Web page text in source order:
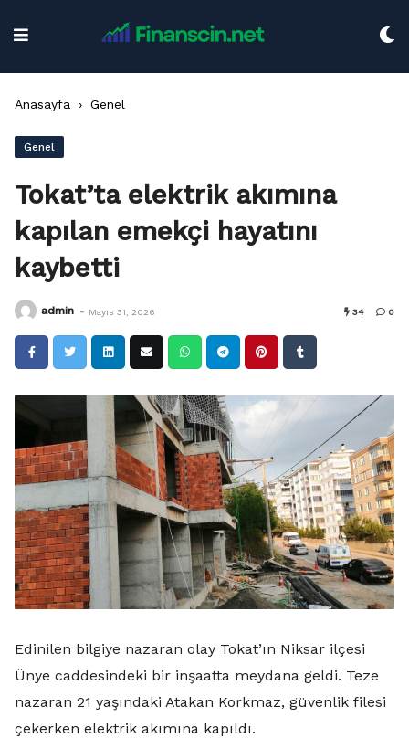
Anasayfa › Genel
Genel
Tokat’ta elektrik akımına
kapılan emekçi hayatını
kaybetti
admin - Mayıs 31, 2026 34 0
Edinilen bilgiye nazaran olay Tokat’ın Niksar ilçesi
Ünye caddesindeki bir inşaatta meydana geldi. Teze
nazaran 21 yaşındaki Atakan Korkmaz, güvenlik filesi
çekerken elektrik akımına kapıldı.